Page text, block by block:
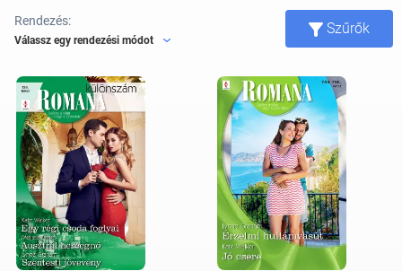
Rendezés:
Válassz egy rendezési módot
Szűrők